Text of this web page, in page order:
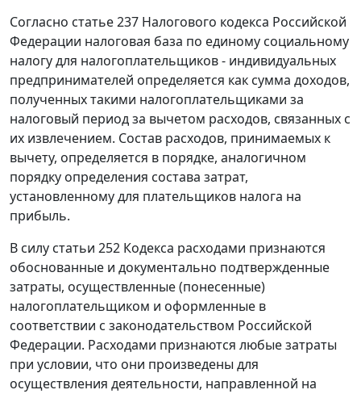
Согласно статье 237 Налогового кодекса Российской
Федерации налоговая база по единому социальному
налогу для налогоплательщиков - индивидуальных
предпринимателей определяется как сумма доходов,
полученных такими налогоплательщиками за
налоговый период за вычетом расходов, связанных с
их извлечением. Состав расходов, принимаемых к
вычету, определяется в порядке, аналогичном
порядку определения состава затрат,
установленному для плательщиков налога на
прибыль.
В силу статьи 252 Кодекса расходами признаются
обоснованные и документально подтвержденные
затраты, осуществленные (понесенные)
налогоплательщиком и оформленные в
соответствии с законодательством Российской
Федерации. Расходами признаются любые затраты
при условии, что они произведены для
осуществления деятельности, направленной на